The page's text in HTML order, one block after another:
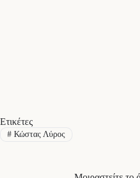
Ετικέτες
#Κώστας Λύρος